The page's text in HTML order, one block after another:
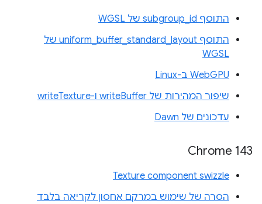
התוסף subgroup_id של WGSL
התוסף uniform_buffer_standard_layout של
WGSL
WebGPU ב-Linux
שיפור המהירות של writeBuffer ו-writeTexture
עדכונים של Dawn
Chrome 143
Texture component swizzle
הסרה של שימוש במרקם אחסון לקריאה בלבד